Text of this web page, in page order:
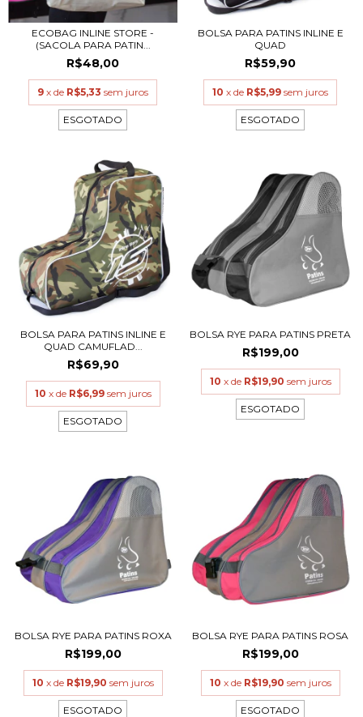
ECOBAG INLINE STORE -
(SACOLA PARA PATIN...
R$48,00
9 x de R$5,33 sem juros
ESGOTADO
BOLSA PARA PATINS INLINE E
QUAD
R$59,90
10 x de R$5,99 sem juros
ESGOTADO
BOLSA PARA PATINS INLINE E
QUAD CAMUFLAD...
R$69,90
10 x de R$6,99 sem juros
ESGOTADO
BOLSA RYE PARA PATINS PRETA
R$199,00
10 x de R$19,90 sem juros
ESGOTADO
BOLSA RYE PARA PATINS ROXA
R$199,00
10 x de R$19,90 sem juros
ESGOTADO
BOLSA RYE PARA PATINS ROSA
R$199,00
10 x de R$19,90 sem juros
ESGOTADO